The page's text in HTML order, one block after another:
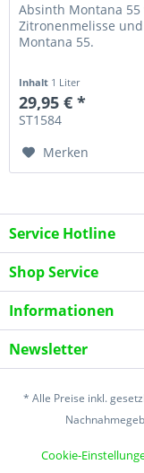
Absinth Montana
Zitronenmelisse
Montana 55.
Inhalt 1 Liter
29,95 € *
ST1584
Merken
Service Hotline
Shop Service
Informationen
Newsletter
* Alle Preise inkl.
Cookie-